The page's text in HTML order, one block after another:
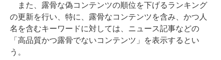
また、露骨な偽コンテンツの順位を下げるランキング
の更新を行い、特に、露骨なコンテンツを含み、かつ人
名を含むキーワードに対しては、ニュース記事などの
「高品質かつ露骨でないコンテンツ」を表示するとい
う。